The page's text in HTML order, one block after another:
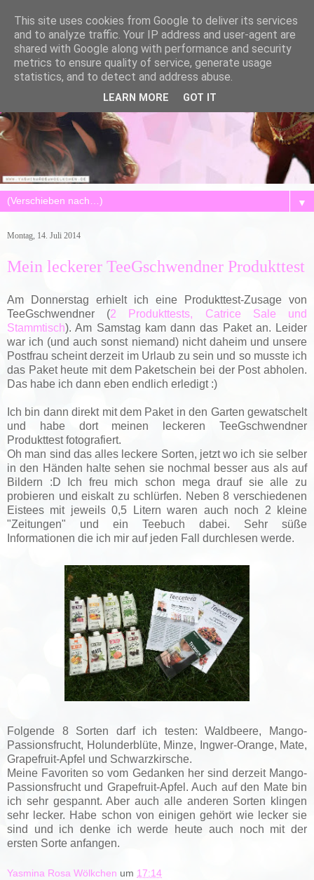
▼
Montag, 14. Juli 2014
Mein leckerer TeeGschwendner Produkttest
Am Donnerstag erhielt ich eine Produkttest-Zusage von
TeeGschwendner (2 Produkttests, Catrice Sale und
Stammtisch). Am Samstag kam dann das Paket an. Leider
war ich (und auch sonst niemand) nicht daheim und unsere
Postfrau scheint derzeit im Urlaub zu sein und so musste ich
das Paket heute mit dem Paketschein bei der Post abholen.
Das habe ich dann eben endlich erledigt :)
Ich bin dann direkt mit dem Paket in den Garten gewatschelt
und habe dort meinen leckeren TeeGschwendner
Produkttest fotografiert.
Oh man sind das alles leckere Sorten, jetzt wo ich sie selber
in den Händen halte sehen sie nochmal besser aus als auf
Bildern :D Ich freu mich schon mega drauf sie alle zu
probieren und eiskalt zu schlürfen. Neben 8 verschiedenen
Eistees mit jeweils 0,5 Litern waren auch noch 2 kleine
"Zeitungen" und ein Teebuch dabei. Sehr süße
Informationen die ich mir auf jeden Fall durchlesen werde.
Folgende 8 Sorten darf ich testen: Waldbeere, Mango-
Passionsfrucht, Holunderblüte, Minze, Ingwer-Orange, Mate,
Grapefruit-Apfel und Schwarzkirsche.
Meine Favoriten so vom Gedanken her sind derzeit Mango-
Passionsfrucht und Grapefruit-Apfel. Auch auf den Mate bin
ich sehr gespannt. Aber auch alle anderen Sorten klingen
sehr lecker. Habe schon von einigen gehört wie lecker sie
sind und ich denke ich werde heute auch noch mit der
ersten Sorte anfangen.
Yasmina Rosa Wölkchen um 17:14
This site uses cookies from Google to deliver its services
and to analyze traffic. Your IP address and user-agent are
shared with Google along with performance and security
metrics to ensure quality of service, generate usage
statistics, and to detect and address abuse.
LEARN MORE GOT IT